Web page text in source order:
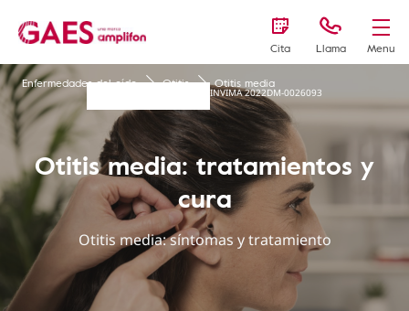
Cita Llama Menu
Enfermedades del oído Otitis Otitis media
INVIMA 2022DM-0026093
Otitis media: tratamientos y
cura
Otitis media: síntomas y tratamiento